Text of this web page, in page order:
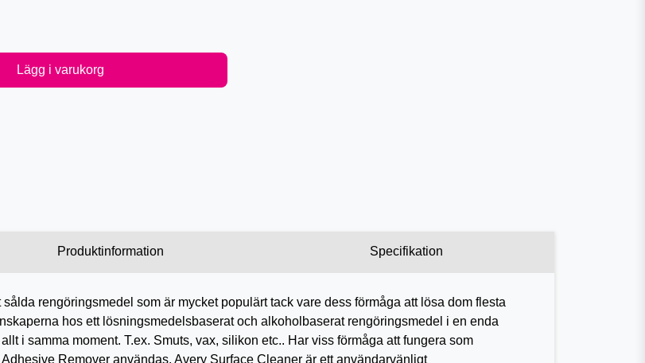
Lägg i varukorg
Produktinformation Specifikation
rengöringsmedel som är mycket populärt tack vare dess förmåga att lösa dom flesta
hos ett lösningsmedelsbaserat och alkoholbaserat rengöringsmedel i en enda
i samma moment. T.ex. Smuts, vax, silikon etc.. Har viss förmåga att fungera som
Remover användas. Avery Surface Cleaner är ett användarvänligt